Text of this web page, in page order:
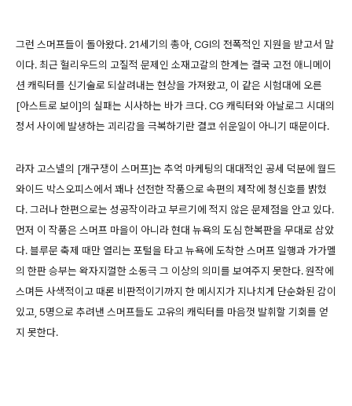
그런 스머프들이 돌아왔다. 21세기의 총아, CGI의 전폭적인 지원을 받고서 말
이다. 최근 헐리우드의 고질적 문제인 소재고갈의 한계는 결국 고전 애니메이
션 캐릭터를 신기술로 되살려내는 현상을 가져왔고, 이 같은 시험대에 오른
[아스트로 보이]의 실패는 시사하는 바가 크다. CG 캐릭터와 아날로그 시대의
정서 사이에 발생하는 괴리감을 극복하기란 결코 쉬운일이 아니기 때문이다.
라자 고스넬의 [개구쟁이 스머프]는 추억 마케팅의 대대적인 공세 덕분에 월드
와이드 박스오피스에서 꽤나 선전한 작품으로 속편의 제작에 청신호를 밝혔
다. 그러나 한편으로는 성공작이라고 부르기에 적지 않은 문제점을 안고 있다.
먼저 이 작품은 스머프 마을이 아니라 현대 뉴욕의 도심 한복판을 무대로 삼았
다. 블루문 축제 때만 열리는 포털을 타고 뉴욕에 도착한 스머프 일행과 가가멜
의 한판 승부는 왁자지껄한 소동극 그 이상의 의미를 보여주지 못한다. 원작에
스며든 사색적이고 때론 비판적이기까지 한 메시지가 지나치게 단순화된 감이
있고, 5명으로 추려낸 스머프들도 고유의 캐릭터를 마음껏 발휘할 기회를 얻
지 못한다.